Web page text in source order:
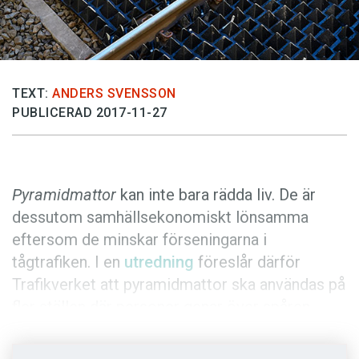
Anmäl till språkpolisen
Föreslå nyord
Annonsera
Prenumerera
TEXT: ANDERS SVENSSON
PUBLICERAD 2017-11-27
Pyramidmattor kan inte bara rädda liv. De är
dessutom samhällsekonomiskt lönsamma
eftersom de minskar förseningarna i
tågtrafiken. I en utredning föreslår därför
Trafikverket att pyramidmattor ska användas på